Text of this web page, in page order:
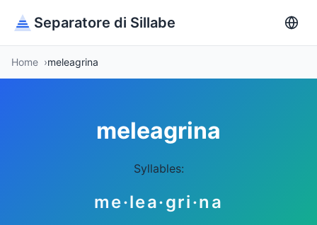
Separatore di Sillabe
Home meleagrina
meleagrina
Syllables:
me·lea·gri·na